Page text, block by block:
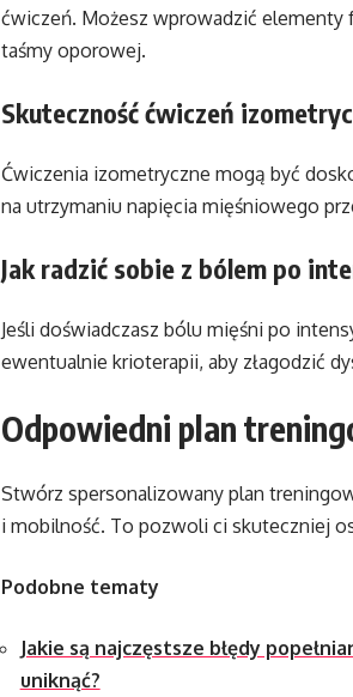
ćwiczeń. Możesz wprowadzić
taśmy oporowej.
Skuteczność ćwiczeń
Ćwiczenia izometryczne mogą być
na utrzymaniu napięcia mięśniowego
Jak radzić sobie z bólem po
Jeśli doświadczasz bólu mięśni po
ewentualnie krioterapii, aby złagodzić
Odpowiedni plan
Stwórz spersonalizowany plan
i mobilność. To pozwoli ci skuteczniej
Podobne tematy
Jakie są najczęstsze błędy
uniknąć?